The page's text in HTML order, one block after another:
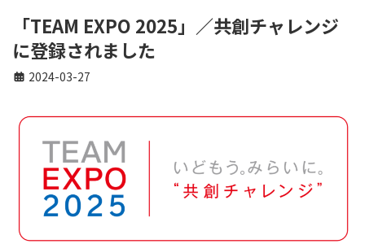
「TEAM EXPO 2025」／共創チャレンジ
に登録されました
2024-03-27